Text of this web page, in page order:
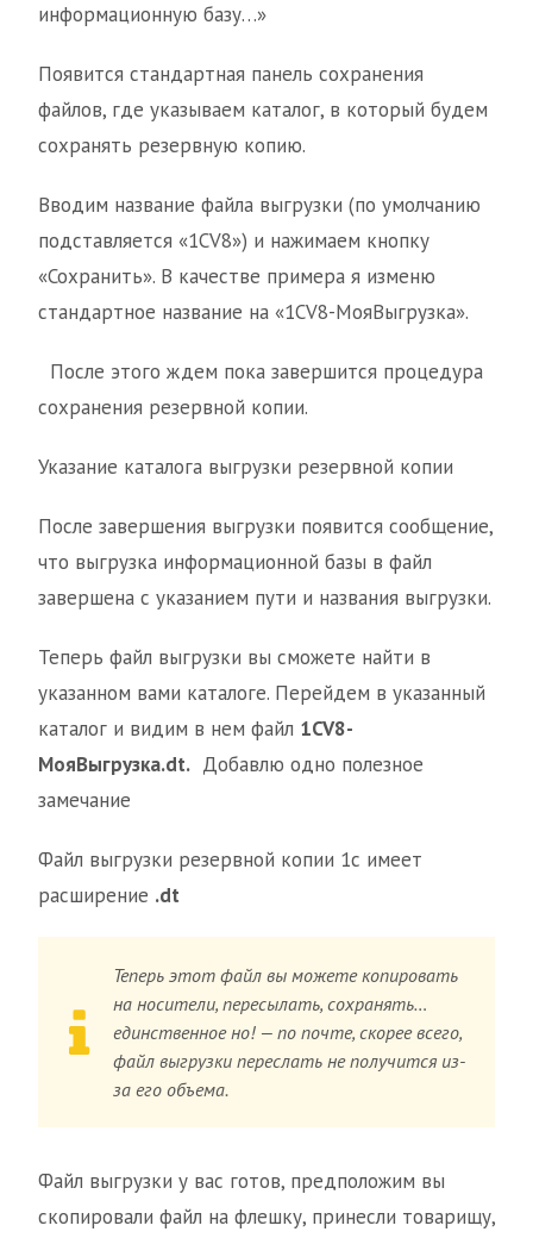
информационную базу…»
Появится стандартная панель сохранения
файлов, где указываем каталог, в который будем
сохранять резервную копию.
Вводим название файла выгрузки (по умолчанию
подставляется «1CV8») и нажимаем кнопку
«Сохранить». В качестве примера я изменю
стандартное название на «1CV8-МояВыгрузка».
После этого ждем пока завершится процедура
сохранения резервной копии.
Указание каталога выгрузки резервной копии
После завершения выгрузки появится сообщение,
что выгрузка информационной базы в файл
завершена с указанием пути и названия выгрузки.
Теперь файл выгрузки вы сможете найти в
указанном вами каталоге. Перейдем в указанный
каталог и видим в нем файл 1CV8-
МояВыгрузка.dt. Добавлю одно полезное
замечание
Файл выгрузки резервной копии 1с имеет
расширение .dt
Теперь этот файл вы можете копировать
на носители, пересылать, сохранять…
единственное но! — по почте, скорее всего,
файл выгрузки переслать не получится из-
за его объема.
Файл выгрузки у вас готов, предположим вы
скопировали файл на флешку, принесли товарищу,